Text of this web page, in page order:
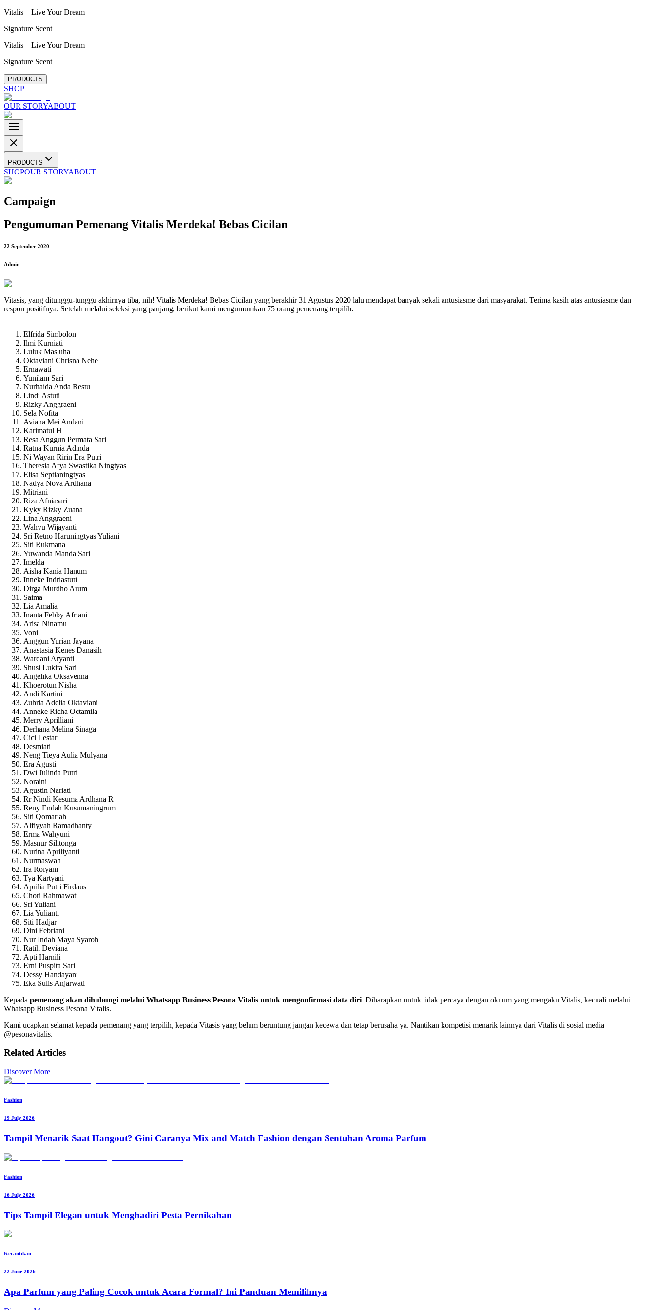
Vitalis – Live Your Dream
Signature Scent
Vitalis – Live Your Dream
Signature Scent
PRODUCTS
SHOP
OUR STORYABOUT
PRODUCTS
SHOPOUR STORYABOUT
Campaign
Pengumuman Pemenang Vitalis Merdeka! Bebas Cicilan
22 September 2020
Admin
Vitasis, yang ditunggu-tunggu akhirnya tiba, nih! Vitalis Merdeka! Bebas Cicilan yang berakhir 31 Agustus 2020 lalu mendapat banyak sekali antusiasme dari masyarakat. Terima kasih atas antusiasme dan
respon positifnya. Setelah melalui seleksi yang panjang, berikut kami mengumumkan 75 orang pemenang terpilih:
Elfrida Simbolon
Ilmi Kurniati
Luluk Masluha
Oktaviani Chrisna Nehe
Ernawati
Yunilam Sari
Nurhaida Anda Restu
Lindi Astuti
Rizky Anggraeni
Sela Nofita
Aviana Mei Andani
Karimatul H
Resa Anggun Permata Sari
Ratna Kurnia Adinda
Ni Wayan Ririn Era Putri
Theresia Arya Swastika Ningtyas
Elisa Septianingtyas
Nadya Nova Ardhana
Mitriani
Riza Afniasari
Kyky Rizky Zuana
Lina Anggraeni
Wahyu Wijayanti
Sri Retno Haruningtyas Yuliani
Siti Rukmana
Yuwanda Manda Sari
Imelda
Aisha Kania Hanum
Inneke Indriastuti
Dirga Murdho Arum
Saima
Lia Amalia
Inanta Febby Afriani
Arisa Ninamu
Voni
Anggun Yurian Jayana
Anastasia Kenes Danasih
Wardani Aryanti
Shusi Lukita Sari
Angelika Oksavenna
Khoerotun Nisha
Andi Kartini
Zuhria Adelia Oktaviani
Anneke Richa Octamila
Merry Aprilliani
Derhana Melina Sinaga
Cici Lestari
Desmiati
Neng Tieya Aulia Mulyana
Era Agusti
Dwi Julinda Putri
Noraini
Agustin Nariati
Rr Nindi Kesuma Ardhana R
Reny Endah Kusumaningrum
Siti Qomariah
Alfiyyah Ramadhanty
Erma Wahyuni
Masnur Silitonga
Nurina Apriliyanti
Nurmaswah
Ira Roiyani
Tya Kartyani
Aprilia Putri Firdaus
Chori Rahmawati
Sri Yuliani
Lia Yulianti
Siti Hadjar
Dini Febriani
Nur Indah Maya Syaroh
Ratih Deviana
Apti Harnili
Erni Puspita Sari
Dessy Handayani
Eka Sulis Anjarwati
Kepada pemenang akan dihubungi melalui Whatsapp Business Pesona Vitalis untuk mengonfirmasi data diri. Diharapkan untuk tidak percaya dengan oknum yang mengaku Vitalis, kecuali melalui
Whatsapp Business Pesona Vitalis.
Kami ucapkan selamat kepada pemenang yang terpilih, kepada Vitasis yang belum beruntung jangan kecewa dan tetap berusaha ya. Nantikan kompetisi menarik lainnya dari Vitalis di sosial media
@pesonavitalis.
Related Articles
Discover More
Fashion
19 July 2026
Tampil Menarik Saat Hangout? Gini Caranya Mix and Match Fashion dengan Sentuhan Aroma Parfum
Fashion
16 July 2026
Tips Tampil Elegan untuk Menghadiri Pesta Pernikahan
Kecantikan
22 June 2026
Apa Parfum yang Paling Cocok untuk Acara Formal? Ini Panduan Memilihnya